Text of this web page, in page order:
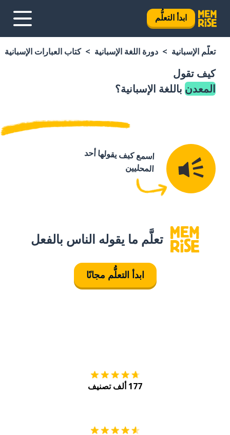
ابدأ التعلُّم
تعلَّم الإسبانية دورة اللغة الإسبانية كتاب العبارات الإسبانية
كيف تقول
المعدن باللغة الإسبانية؟
اسمع كيف يقولها أحد
المحليين
تعلَّم ما يقوله الناس بالفعل
ابدأ التعلُّم مجانًا
177 ألف تصنيف